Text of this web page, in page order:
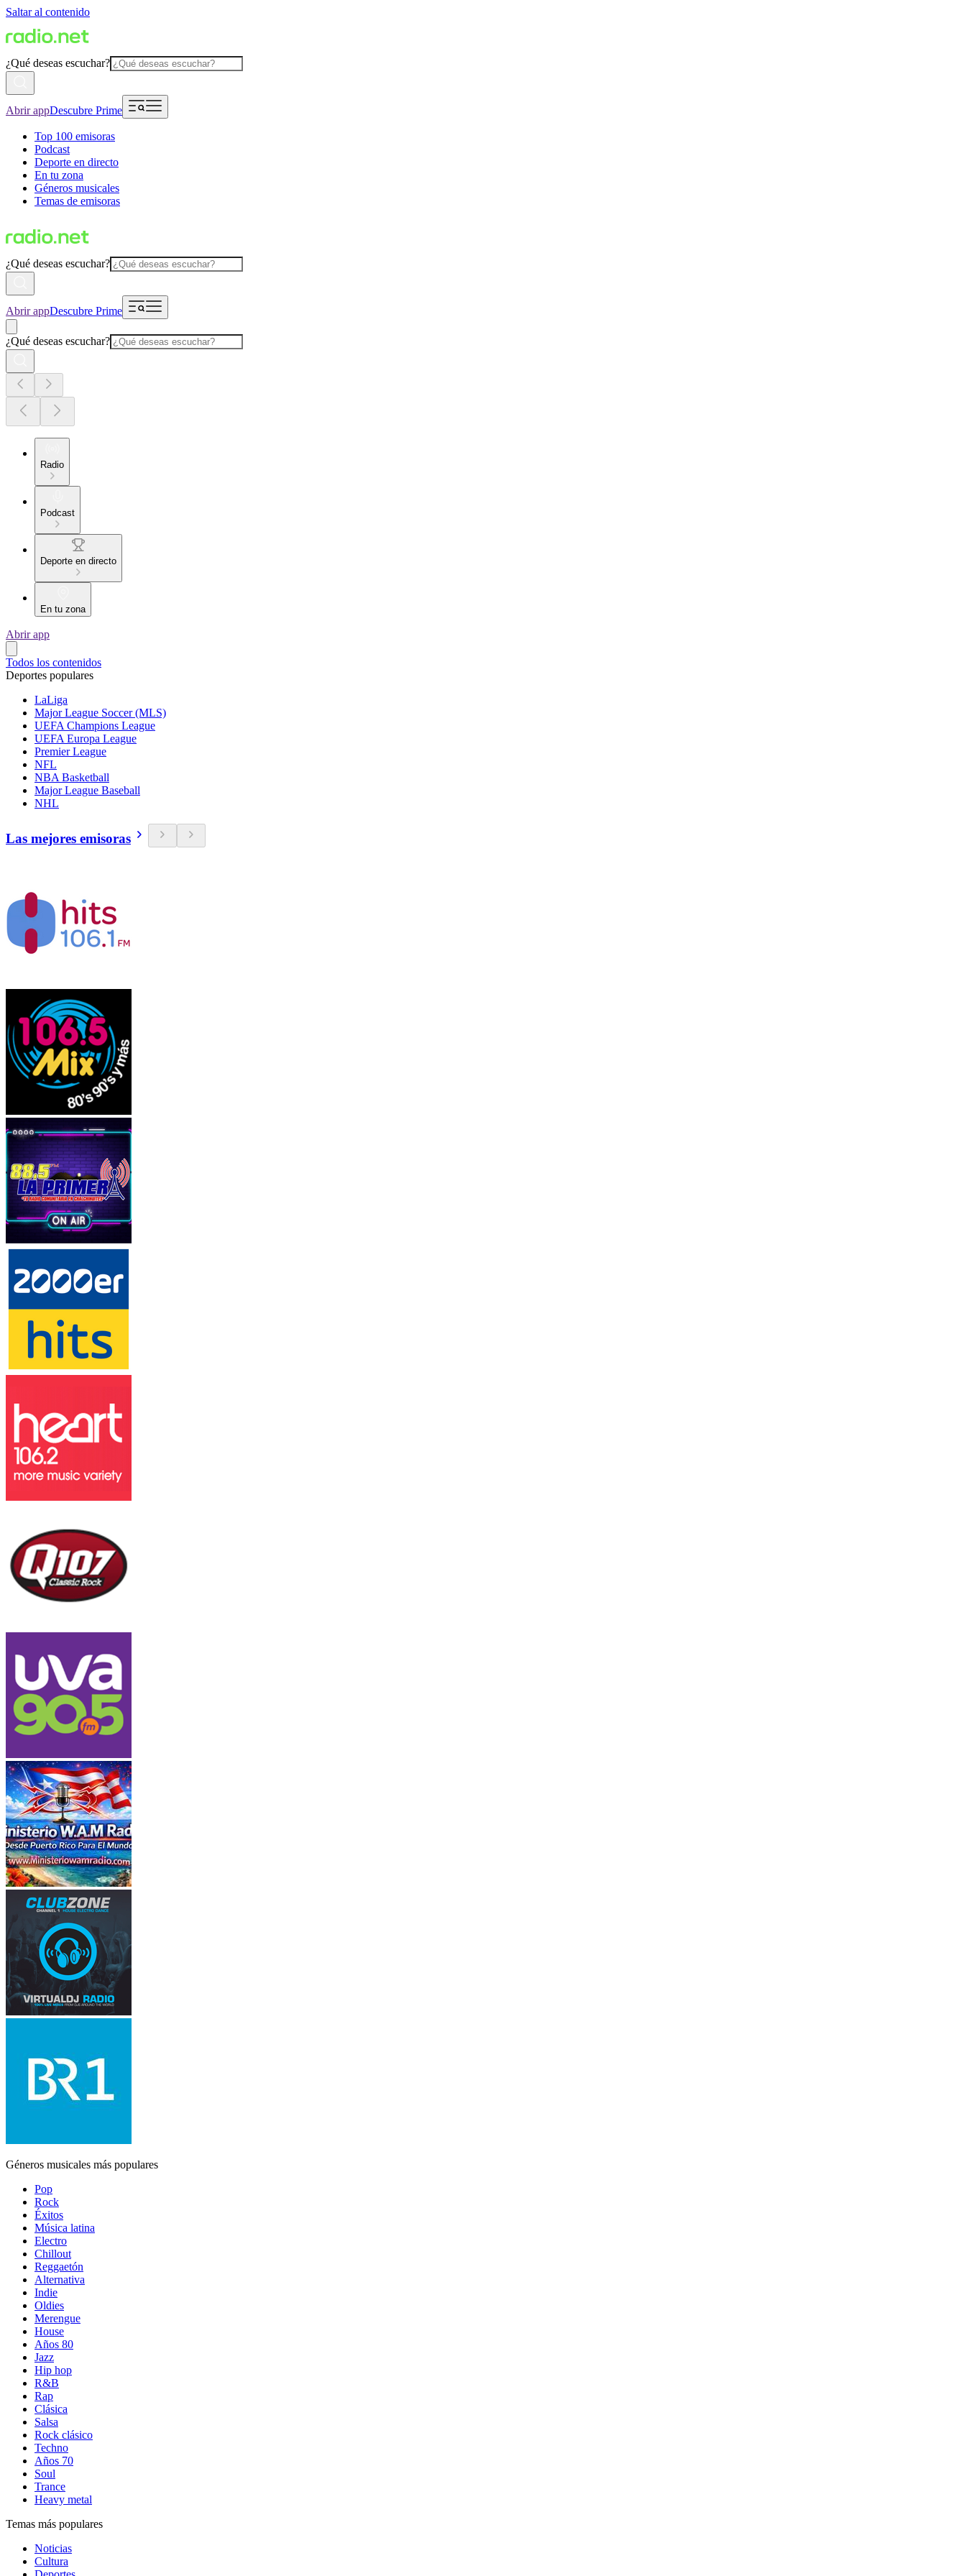
Saltar al contenido
¿Qué deseas escuchar?
Abrir appDescubre Prime
Top 100 emisoras
Podcast
Deporte en directo
En tu zona
Géneros musicales
Temas de emisoras
¿Qué deseas escuchar?
Abrir appDescubre Prime
¿Qué deseas escuchar?
Radio
Podcast
Deporte en directo
En tu zona
Abrir app
Todos los contenidos
Deportes populares
LaLiga
Major League Soccer (MLS)
UEFA Champions League
UEFA Europa League
Premier League
NFL
NBA Basketball
Major League Baseball
NHL
Las mejores emisoras
Géneros musicales más populares
Pop
Rock
Éxitos
Música latina
Electro
Chillout
Reggaetón
Alternativa
Indie
Oldies
Merengue
House
Años 80
Jazz
Hip hop
R&B
Rap
Clásica
Salsa
Rock clásico
Techno
Años 70
Soul
Trance
Heavy metal
Temas más populares
Noticias
Cultura